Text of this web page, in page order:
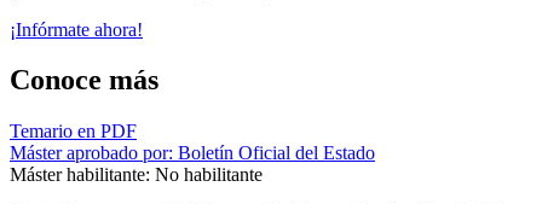
¡Infórmate ahora!
Conoce más
Temario en PDF
Máster aprobado por: Boletín Oficial del Estado
Máster habilitante: No habilitante